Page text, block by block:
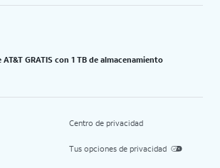
GRATIS con 1 TB de almacenamiento
Centro de privacidad
Tus opciones de privacidad